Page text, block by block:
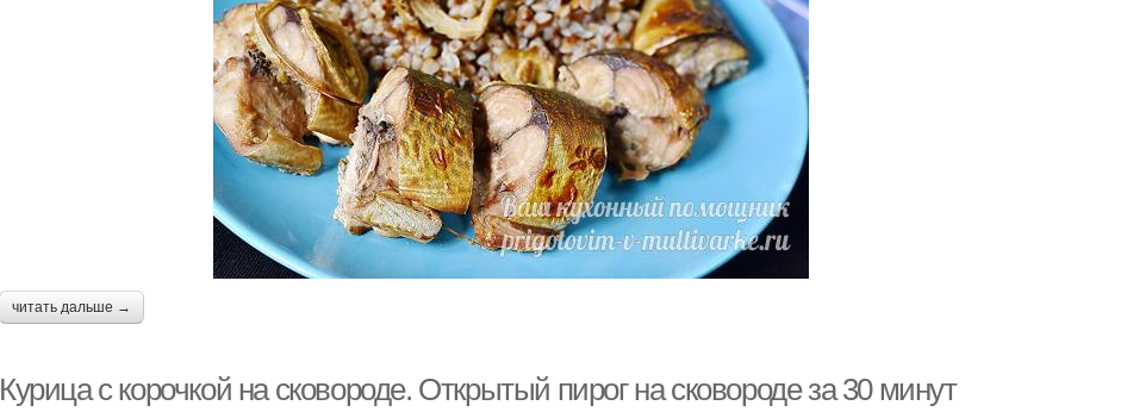
читать дальше →
Курица с корочкой на сковороде. Открытый пирог на сковороде за 30 минут